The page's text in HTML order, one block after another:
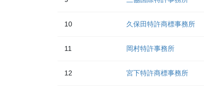
10 久保田特許商標事務所
11 岡村特許事務所
12 宮下特許商標事務所